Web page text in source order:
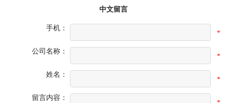
中文留言
手机：
*
公司名称：
*
姓名：
*
留言内容：